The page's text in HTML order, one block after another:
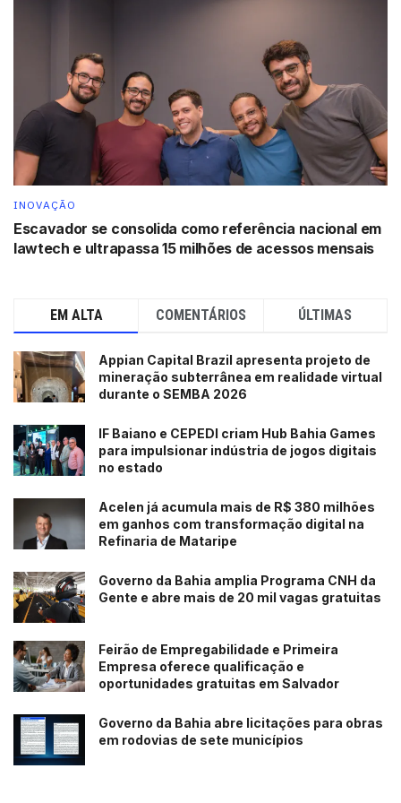
Para o fundador o objetivo é diminuir o impacto
ambiental da indústria em que ele mesmo trabalha. “É
resolver. Aquele resíduo que iria para o lixo, aterro
sanitário ou ser incinerado, vai ser transformado em uma
Trabalhando com algo que afeta o meio ambiente, o
idealizador do projeto ainda revela um motivo ainda mais
especial para seguir inovando. “Meu filho vai me ver
como um super-heroi dele durante um tempo. Foi após o
nascimento dele que passei a repensar minhas atitudes.
Isso me fez refletir sobre o meu propósito e a intensificar
as práticas sustentáveis” complementa.
Se em um ano as ecobags tomaram forma, para 2024 o
desafio deve ser ainda maior. Segundo Loyola, a intenção
INOVAÇÃO
Escavador se consolida como referência nacional em
lawtech e ultrapassa 15 milhões de acessos mensais
EM ALTA COMENTÁRIOS ÚLTIMAS
Appian Capital Brazil apresenta projeto de
mineração subterrânea em realidade virtual
durante o SEMBA 2026
IF Baiano e CEPEDI criam Hub Bahia Games
para impulsionar indústria de jogos digitais
no estado
Acelen já acumula mais de R$ 380 milhões
em ganhos com transformação digital na
Refinaria de Mataripe
Governo da Bahia amplia Programa CNH da
Gente e abre mais de 20 mil vagas gratuitas
Feirão de Empregabilidade e Primeira
Empresa oferece qualificação e
oportunidades gratuitas em Salvador
Governo da Bahia abre licitações para obras
em rodovias de sete municípios